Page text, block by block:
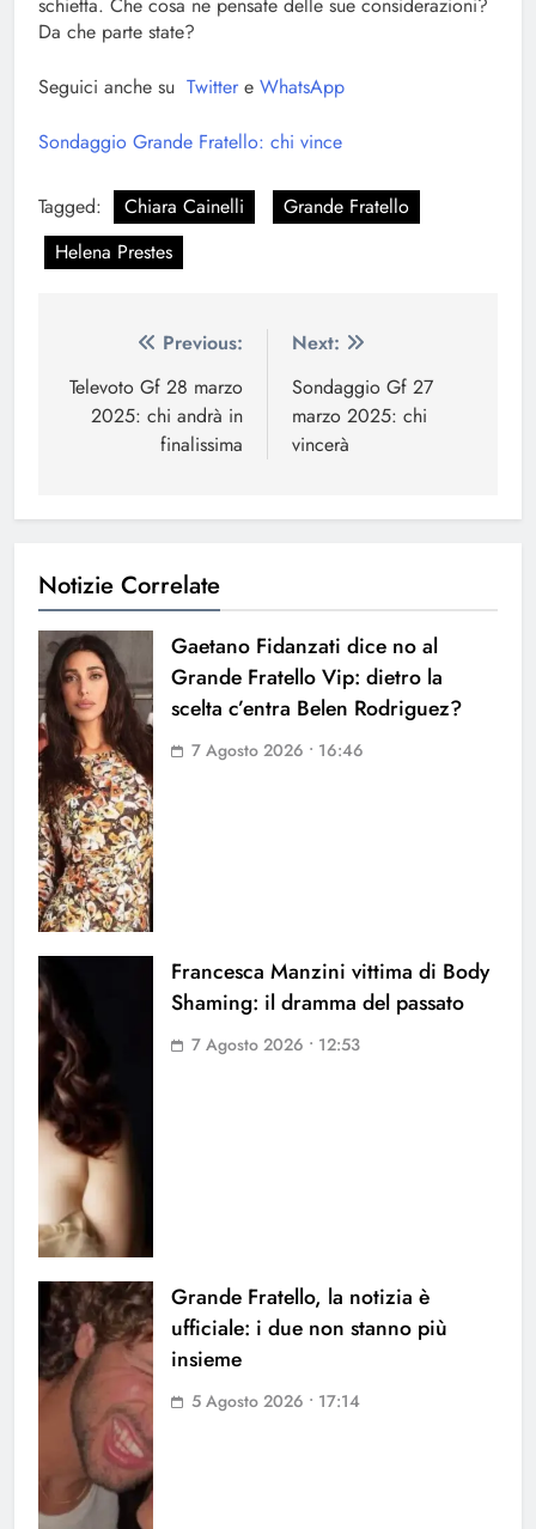
schietta. Che cosa ne pensate delle sue considerazioni?
Da che parte state?
Seguici anche su Twitter e WhatsApp
Sondaggio Grande Fratello: chi vince
Tagged: Chiara Cainelli
Grande Fratello
Helena Prestes
Navigazione
articoli
Previous:
Televoto Gf 28 marzo
2025: chi andrà in
finalissima
Next:
Sondaggio Gf 27
marzo 2025: chi
vincerà
Notizie Correlate
Gaetano Fidanzati dice no al
Grande Fratello Vip: dietro la
scelta c’entra Belen Rodriguez?
7 Agosto 2026 • 16:46
Francesca Manzini vittima di Body
Shaming: il dramma del passato
7 Agosto 2026 • 12:53
Grande Fratello, la notizia è
ufficiale: i due non stanno più
insieme
5 Agosto 2026 • 17:14